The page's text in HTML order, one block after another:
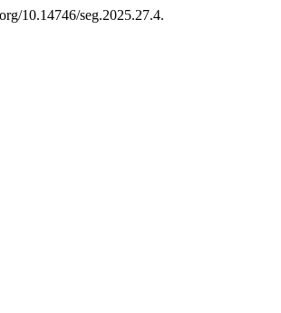
10.14746/seg.2025.27.4.